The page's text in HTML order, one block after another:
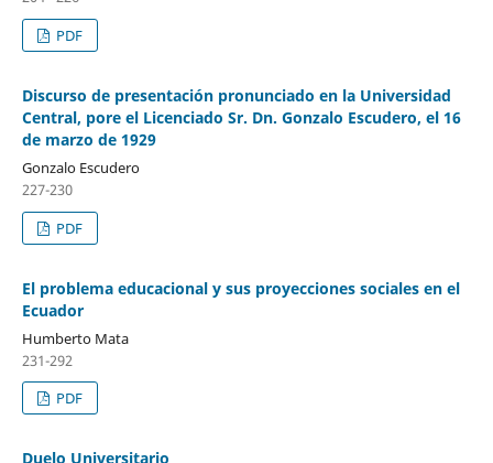
PDF
Discurso de presentación pronunciado en la Universidad
Central, pore el Licenciado Sr. Dn. Gonzalo Escudero, el 16
de marzo de 1929
Gonzalo Escudero
227-230
PDF
El problema educacional y sus proyecciones sociales en el
Ecuador
Humberto Mata
231-292
PDF
Duelo Universitario